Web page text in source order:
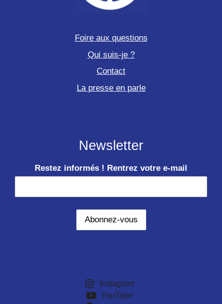
Foire aux questions
Qui suis-je ?
Contact
La presse en parle
Newsletter
Restez informés ! Rentrez votre e-mail
Instagram
YouTube